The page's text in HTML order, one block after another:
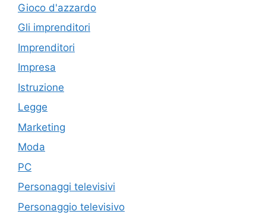
Gioco d'azzardo
Gli imprenditori
Imprenditori
Impresa
Istruzione
Legge
Marketing
Moda
PC
Personaggi televisivi
Personaggio televisivo